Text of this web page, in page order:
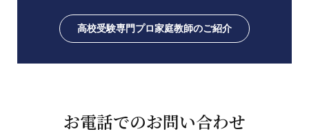
高校受験専門プロ家庭教師のご紹介
お電話でのお問い合わせ